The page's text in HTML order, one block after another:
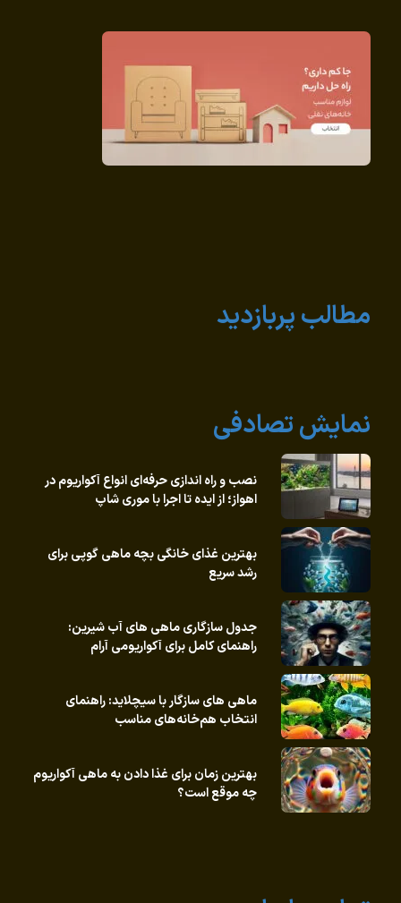
مطالب پربازدید
نمایش تصادفی
نصب و راه‌ اندازی حرفه‌ای انواع آکواریوم در
اهواز؛ از ایده تا اجرا با موری شاپ
بهترین غذای خانگی بچه ماهی گوپی برای
رشد سریع
جدول سازگاری ماهی های آب شیرین:
راهنمای کامل برای آکواریومی آرام
ماهی های سازگار با سیچلاید: راهنمای
انتخاب هم‌خانه‌های مناسب
بهترین زمان برای غذا دادن به ماهی آکواریوم
چه موقع است؟